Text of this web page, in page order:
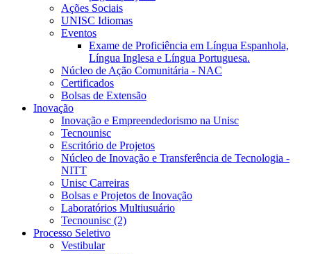
Ações Sociais
UNISC Idiomas
Eventos
Exame de Proficiência em Língua Espanhola,
Língua Inglesa e Língua Portuguesa.
Núcleo de Ação Comunitária - NAC
Certificados
Bolsas de Extensão
Inovação
Inovação e Empreendedorismo na Unisc
Tecnounisc
Escritório de Projetos
Núcleo de Inovação e Transferência de Tecnologia -
NITT
Unisc Carreiras
Bolsas e Projetos de Inovação
Laboratórios Multiusuário
Tecnounisc (2)
Processo Seletivo
Vestibular